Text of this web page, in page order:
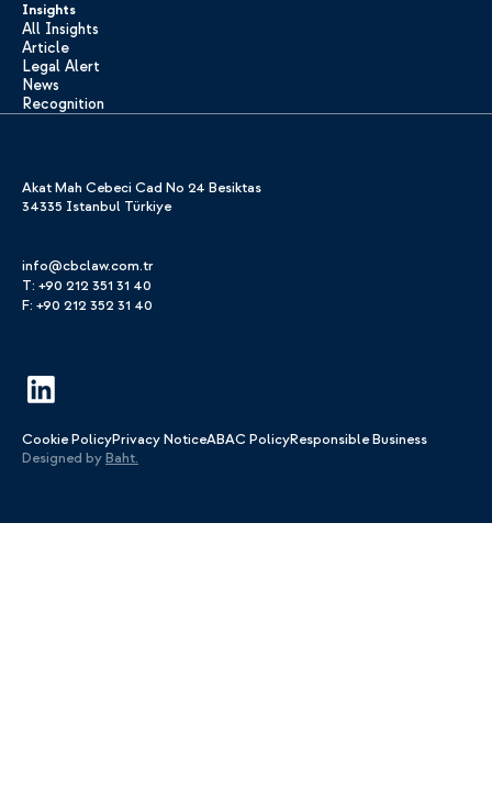
Insights
All Insights
Article
Legal Alert
News
Recognition
Akat Mah Cebeci Cad No 24 Besiktas
34335 Istanbul Türkiye
info@cbclaw.com.tr
T: +90 212 351 31 40
F: +90 212 352 31 40
Cookie PolicyPrivacy NoticeABAC PolicyResponsible Business
Designed byBaht.